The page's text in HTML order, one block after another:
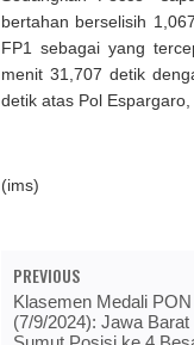
bertahan berselisih
FP1 sebagai yang
menit 31,707 detik
detik atas Pol
(ims)
PREVIOUS
Klasemen Medali
(7/9/2024): Jawa